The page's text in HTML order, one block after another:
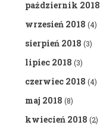
październik 2018
wrzesień 2018 (4)
sierpień 2018 (3)
lipiec 2018 (3)
czerwiec 2018 (4)
maj 2018 (8)
kwiecień 2018 (2)